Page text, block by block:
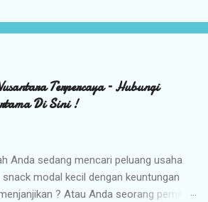
Terpercaya – Hubungi
Di Sini !
Anda sedang mencari peluang usaha
snack modal kecil dengan keuntungan
? Atau Anda seorang pemilik